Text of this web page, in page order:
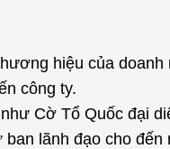
hiệu của
công ty.
Cờ Tổ Quốc đại
lãnh đạo cho đến